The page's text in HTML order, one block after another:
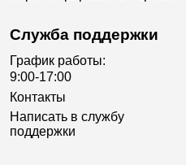
Служба поддержки
График работы:
9:00-17:00
Контакты
Написать в службу
поддержки